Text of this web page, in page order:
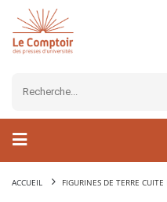
ACCUEIL FIGURINES DE TERRE